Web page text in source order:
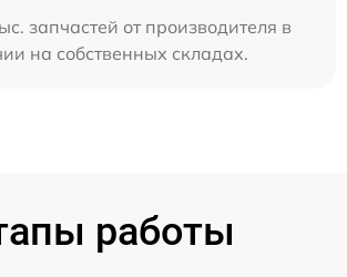
запчастей от производителя в
на собственных складах.
работы